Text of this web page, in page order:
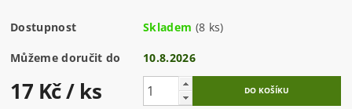
Dostupnost Skladem (8 ks)
Můžeme doručit do 10.8.2026
17 Kč/ ks